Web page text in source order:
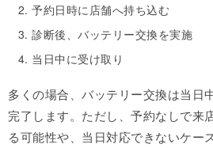
予約日時に店舗へ持ち込む
診断後、バッテリー交換を実施
当日中に受け取り
多くの場合、バッテリー交換は当日
完了します。ただし、予約なしで来
る可能性や、当日対応できないケー